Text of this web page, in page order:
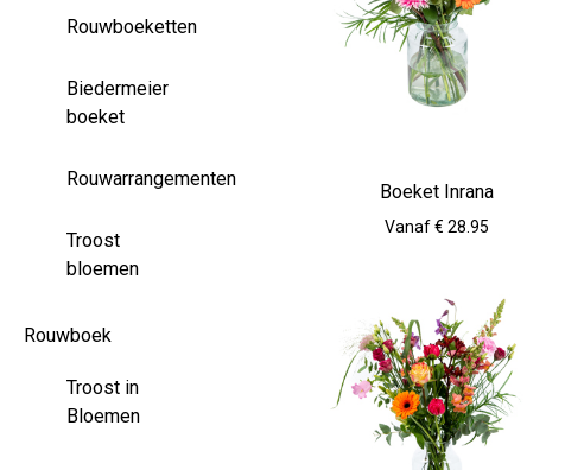
Rouwboeketten
Biedermeier
boeket
Rouwarrangementen
Troost
bloemen
Rouwboek
Troost in
Bloemen
Boeket Inrana
Vanaf € 28.95